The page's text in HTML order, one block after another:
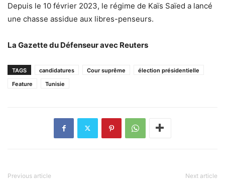
Depuis le 10 février 2023, le régime de Kaïs Saïed a lancé
une chasse assidue aux libres-penseurs.
La Gazette du Défenseur avec Reuters
TAGS candidatures Cour suprême
élection présidentielle
Feature
Tunisie
Previous article Next article